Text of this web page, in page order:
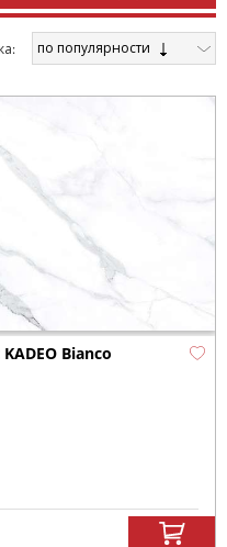
по популярности
Bianco